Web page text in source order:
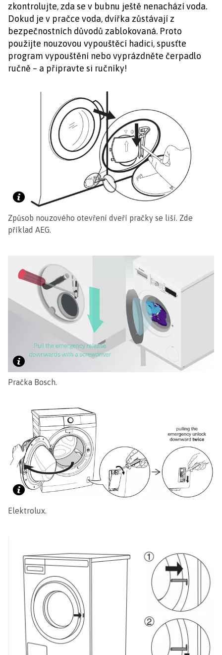
zkontrolujte, zda se v bubnu ještě nenachází voda.
Dokud je v pračce voda, dvířka zůstávají z
bezpečnostních důvodů zablokovaná. Proto
použijte nouzovou vypouštěcí hadici, spusťte
program vypouštění nebo vyprázdněte čerpadlo
ručně – a připravte si ručníky!
Způsob nouzového otevření dveří pračky se liší. Zde
příklad AEG.
Pračka Bosch.
Elektrolux.